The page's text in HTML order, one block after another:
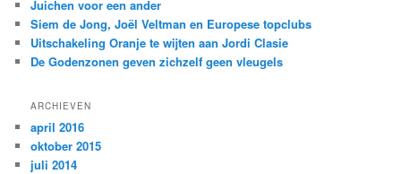
Juichen voor een ander
Siem de Jong, Joël Veltman en Europese topclubs
Uitschakeling Oranje te wijten aan Jordi Clasie
De Godenzonen geven zichzelf geen vleugels
ARCHIEVEN
april 2016
oktober 2015
juli 2014